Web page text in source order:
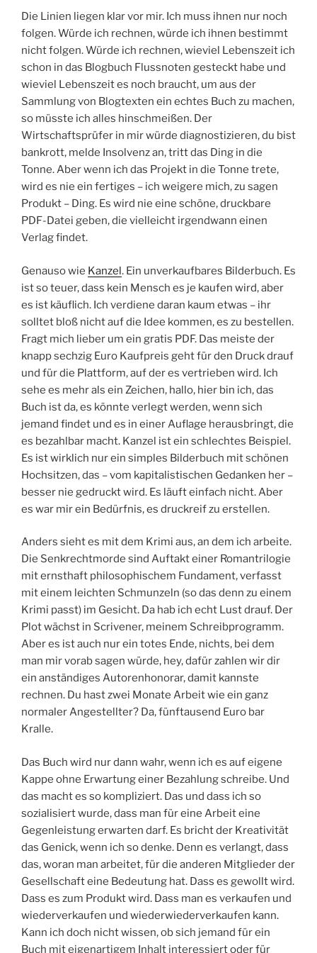
Die Linien liegen klar vor mir. Ich muss ihnen nur noch
folgen. Würde ich rechnen, würde ich ihnen bestimmt
nicht folgen. Würde ich rechnen, wieviel Lebenszeit ich
schon in das Blogbuch Flussnoten gesteckt habe und
wieviel Lebenszeit es noch braucht, um aus der
Sammlung von Blogtexten ein echtes Buch zu machen,
so müsste ich alles hinschmeißen. Der
Wirtschaftsprüfer in mir würde diagnostizieren, du bist
bankrott, melde Insolvenz an, tritt das Ding in die
Tonne. Aber wenn ich das Projekt in die Tonne trete,
wird es nie ein fertiges – ich weigere mich, zu sagen
Produkt – Ding. Es wird nie eine schöne, druckbare
PDF-Datei geben, die vielleicht irgendwann einen
Verlag findet.
Genauso wie Kanzel. Ein unverkaufbares Bilderbuch. Es
ist so teuer, dass kein Mensch es je kaufen wird, aber
es ist käuflich. Ich verdiene daran kaum etwas – ihr
solltet bloß nicht auf die Idee kommen, es zu bestellen.
Fragt mich lieber um ein gratis PDF. Das meiste der
knapp sechzig Euro Kaufpreis geht für den Druck drauf
und für die Plattform, auf der es vertrieben wird. Ich
sehe es mehr als ein Zeichen, hallo, hier bin ich, das
Buch ist da, es könnte verlegt werden, wenn sich
jemand findet und es in einer Auflage herausbringt, die
es bezahlbar macht. Kanzel ist ein schlechtes Beispiel.
Es ist wirklich nur ein simples Bilderbuch mit schönen
Hochsitzen, das – vom kapitalistischen Gedanken her –
besser nie gedruckt wird. Es läuft einfach nicht. Aber
es war mir ein Bedürfnis, es druckreif zu erstellen.
Anders sieht es mit dem Krimi aus, an dem ich arbeite.
Die Senkrechtmorde sind Auftakt einer Romantrilogie
mit ernsthaft philosophischem Fundament, verfasst
mit einem leichten Schmunzeln (so das denn zu einem
Krimi passt) im Gesicht. Da hab ich echt Lust drauf. Der
Plot wächst in Scrivener, meinem Schreibprogramm.
Aber es ist auch nur ein totes Ende, nichts, bei dem
man mir vorab sagen würde, hey, dafür zahlen wir dir
ein anständiges Autorenhonorar, damit kannste
rechnen. Du hast zwei Monate Arbeit wie ein ganz
normaler Angestellter? Da, fünftausend Euro bar
Kralle.
Das Buch wird nur dann wahr, wenn ich es auf eigene
Kappe ohne Erwartung einer Bezahlung schreibe. Und
das macht es so kompliziert. Das und dass ich so
sozialisiert wurde, dass man für eine Arbeit eine
Gegenleistung erwarten darf. Es bricht der Kreativität
das Genick, wenn ich so denke. Denn es verlangt, dass
das, woran man arbeitet, für die anderen Mitglieder der
Gesellschaft eine Bedeutung hat. Dass es gewollt wird.
Dass es zum Produkt wird. Dass man es verkaufen und
wiederverkaufen und wiederwiederverkaufen kann.
Kann ich doch nicht wissen, ob sich jemand für ein
Buch mit eigenartigem Inhalt interessiert oder für